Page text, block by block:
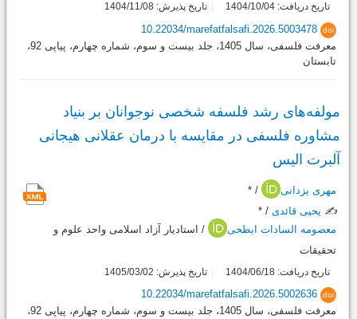
تاریخ دریافت: 1404/10/04 تاریخ پذیرش: 1404/11/08
doi
10.22034/marefatfalsafi.2026.5003478
معرفت فلسفی، سال 1405، جلد بیست و سوم، شماره چهارم، پیاپی 92،
تابستان
مولفه‌های رشد فلسفه شخصی نوجوانان بر بنیاد
مشاوره فلسفی در مقایسه با درمان عقلانی هیجانی
آلبرت الیس
مهری یزدانی
/ *
✍️ یحیی قائدی / *
معصومه السادات ابطحی
/ استادیار آزاد اسلامی واحد علوم و
تحقیقات
تاریخ دریافت: 1404/06/18 تاریخ پذیرش: 1405/03/02
doi
10.22034/marefatfalsafi.2026.5002636
معرفت فلسفی، سال 1405، جلد بیست و سوم، شماره چهارم، پیاپی 92،